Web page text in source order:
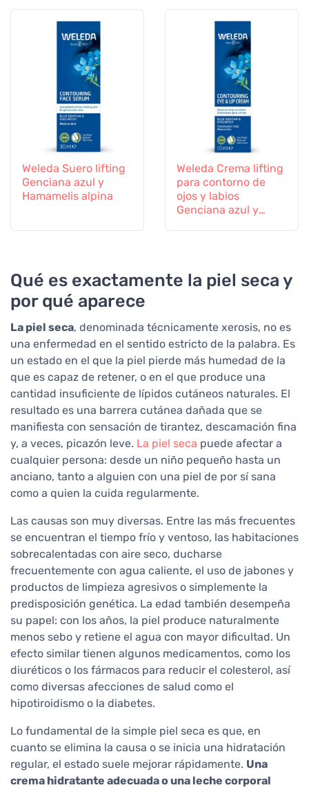
Weleda Suero lifting
Genciana azul y
Hamamelis alpina
Weleda Crema lifting
para contorno de
ojos y labios
Genciana azul y
Qué es exactamente la piel seca y
por qué aparece
La piel seca, denominada técnicamente xerosis, no es
una enfermedad en el sentido estricto de la palabra. Es
un estado en el que la piel pierde más humedad de la
que es capaz de retener, o en el que produce una
cantidad insuficiente de lípidos cutáneos naturales. El
resultado es una barrera cutánea dañada que se
manifiesta con sensación de tirantez, descamación fina
y, a veces, picazón leve. La piel seca puede afectar a
cualquier persona: desde un niño pequeño hasta un
anciano, tanto a alguien con una piel de por sí sana
como a quien la cuida regularmente.
Las causas son muy diversas. Entre las más frecuentes
se encuentran el tiempo frío y ventoso, las habitaciones
sobrecalentadas con aire seco, ducharse
frecuentemente con agua caliente, el uso de jabones y
productos de limpieza agresivos o simplemente la
predisposición genética. La edad también desempeña
su papel: con los años, la piel produce naturalmente
menos sebo y retiene el agua con mayor dificultad. Un
efecto similar tienen algunos medicamentos, como los
diuréticos o los fármacos para reducir el colesterol, así
como diversas afecciones de salud como el
hipotiroidismo o la diabetes.
Lo fundamental de la simple piel seca es que, en
cuanto se elimina la causa o se inicia una hidratación
regular, el estado suele mejorar rápidamente. Una
crema hidratante adecuada o una leche corporal